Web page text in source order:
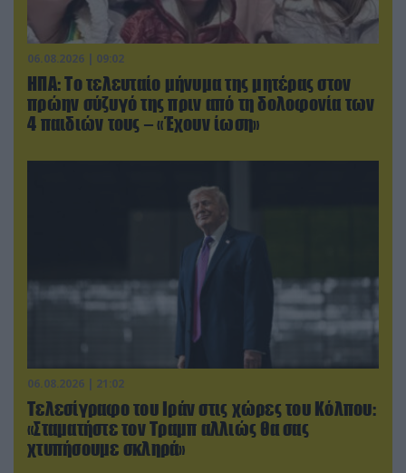
06.08.2026 | 09:02
ΗΠΑ: Το τελευταίο μήνυμα της μητέρας στον
πρώην σύζυγό της πριν από τη δολοφονία των
4 παιδιών τους – «Έχουν ίωση»
06.08.2026 | 21:02
Τελεσίγραφο του Ιράν στις χώρες του Κόλπου:
«Σταματήστε τον Τραμπ αλλιώς θα σας
χτυπήσουμε σκληρά»